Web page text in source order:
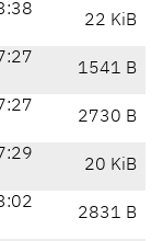
22 KiB
1541 B
2730 B
20 KiB
2831 B